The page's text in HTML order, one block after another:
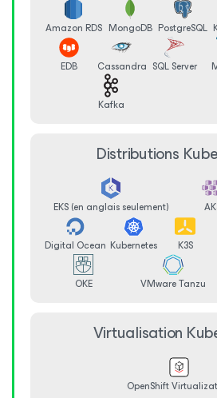
Amazon RDS MongoDB PostgreSQL
EDB Cassandra SQL Server
Kafka
Distributions
EKS (en anglais seulement)
Digital Ocean Kubernetes K3S
OKE VMware Tanzu
Virtualisation
OpenShift